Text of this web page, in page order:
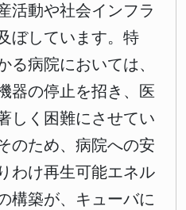
活動や社会インフラ
ぼしています。特
る病院においては、
器の停止を招き、医
しく困難にさせてい
のため、病院への安
わけ再生可能エネル
構築が、キューバに